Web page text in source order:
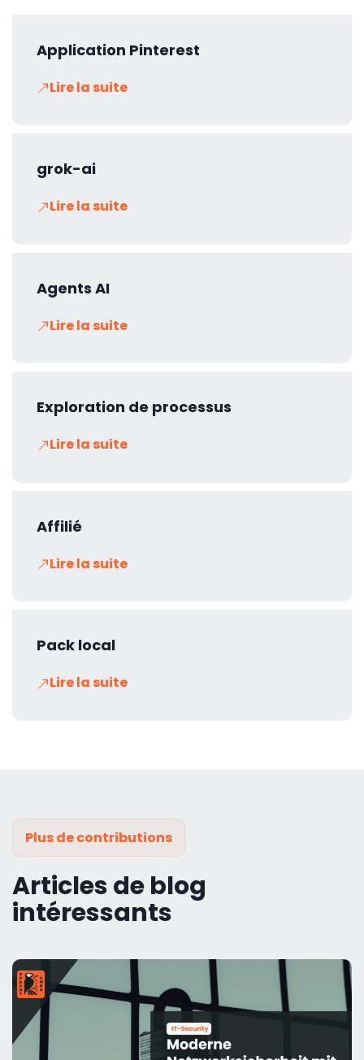
Application Pinterest
Lire la suite
grok-ai
Lire la suite
Agents AI
Lire la suite
Exploration de processus
Lire la suite
Affilié
Lire la suite
Pack local
Lire la suite
Plus de contributions
Articles de blog
intéressants